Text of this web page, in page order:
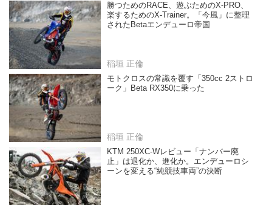
勝つためのRACE、遊ぶためのX-PRO、
楽するためのX-Trainer。「今風」に整理
されたBetaエンデューロ帝国
稲垣 正倫
モトクロスの常識を覆す「350cc 2ストロ
ーク」Beta RX350に乗った
稲垣 正倫
KTM 250XC-Wレビュー「ナンバー廃
止」は退化か、進化か。エンデューロシ
ーンを変える“純競技車両”の決断